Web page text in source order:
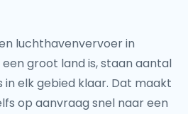
luchthavenvervoer in
groot land is, staan aantal
elk gebied klaar. Dat maakt
op aanvraag snel naar een